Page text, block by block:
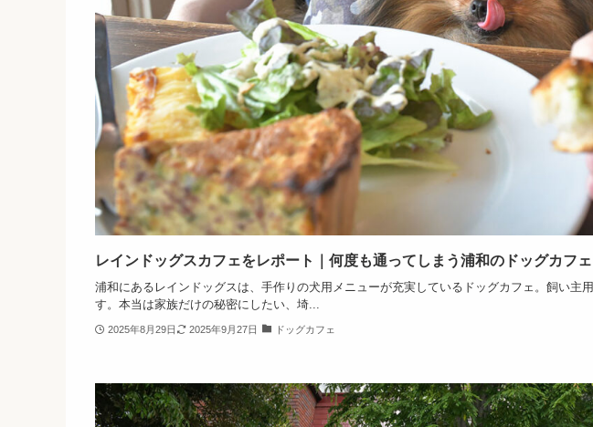
レインドッグスカフェをレポート｜何度も通ってしまう浦和のドッグカフェ
浦和にあるレインドッグスは、手作りの犬用メニューが充実しているドッグカフェ。飼い主
す。本当は家族だけの秘密にしたい、埼...
2025年8月29日 2025年9月27日 ドッグカフェ